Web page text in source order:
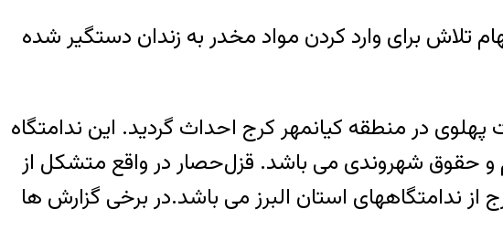
تلاش برای وارد کردن مواد مخدر به زندان دستگیر شده
زندان های ایران است که در سال ۱۳۴۳ در زمان حکومت پهلوی در منطقه کیانمهر کرج احداث گردید. این ندامتگاه
واحد طرح تکریم و حقوق شهروندی می باشد. قزل‌حصار در واقع متشکل از
ندامتگاههای استان البرز می باشد.در برخی گزارش ها